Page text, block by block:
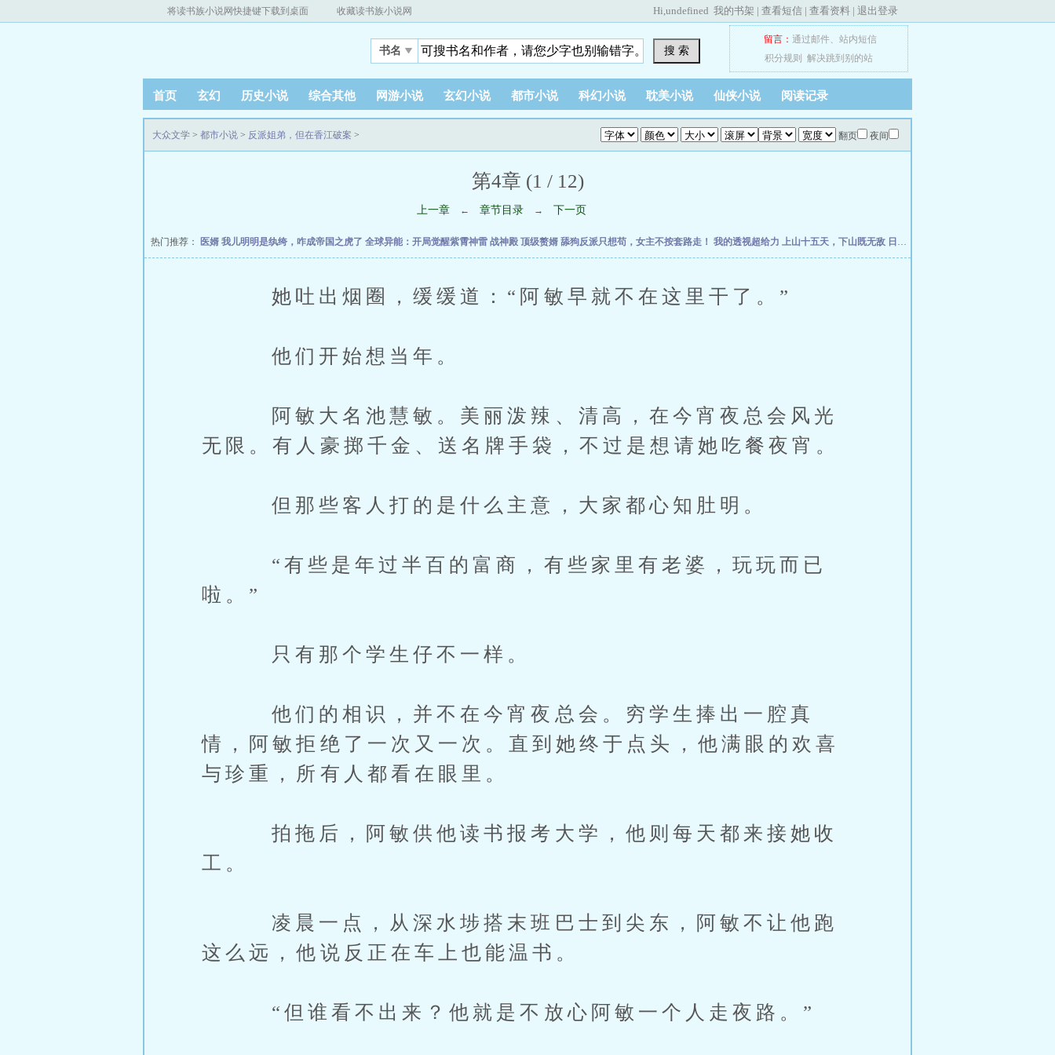
将读书族小说网快捷键下载到桌面 收藏读书族小说网 Hi,undefined 我的书架 | 查看短信 | 查看资料 | 退出登录
书名 搜 索
留言： 通过邮件、 站内短信
积分规则
解决跳到别的站
首页 玄幻 历史小说 综合其他 网游小说 玄幻小说 都市小说 科幻小说 耽美小说 仙侠小说 阅读记录
翻页 夜间
大众文学 > 都市小说 > 反派姐弟，但在香江破案 >
第4章 (1 / 12)
上一章 ← 章节目录 → 下一页
热门推荐： 医婿 我儿明明是纨绔，咋成帝国之虎了 全球异能：开局觉醒紫霄神雷 战神殿 顶级赘婿 舔狗反派只想苟，女主不按套路走！ 我的透视超给力 上山十五天，下山既无敌 日常系综影：我的超能力每季刷新
她吐出烟圈，缓缓道：“阿敏早就不在这里干了。”
他们开始想当年。
阿敏大名池慧敏。美丽泼辣、清高，在今宵夜总会风光
无限。有人豪掷千金、送名牌手袋，不过是想请她吃餐夜宵。
但那些客人打的是什么主意，大家都心知肚明。
“有些是年过半百的富商，有些家里有老婆，玩玩而已
啦。”
只有那个学生仔不一样。
他们的相识，并不在今宵夜总会。穷学生捧出一腔真
情，阿敏拒绝了一次又一次。直到她终于点头，他满眼的欢喜
与珍重，所有人都看在眼里。
拍拖后，阿敏供他读书报考大学，他则每天都来接她收
工。
凌晨一点，从深水埗搭末班巴士到尖东，阿敏不让他跑
这么远，他说反正在车上也能温书。
“但谁看不出来？他就是不放心阿敏一个人走夜路。”